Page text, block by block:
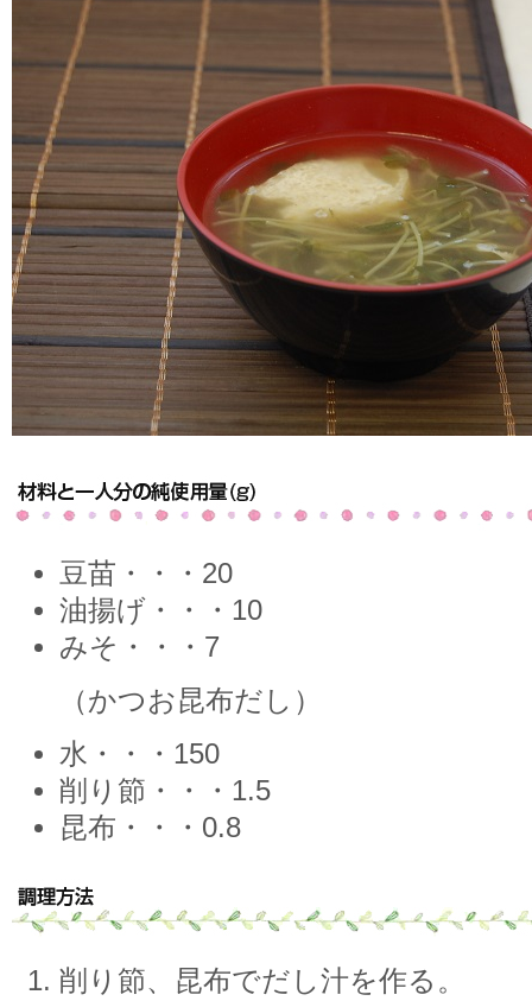
豆苗・・・20
油揚げ・・・10
みそ・・・7
（かつお昆布だし）
水・・・150
削り節・・・1.5
昆布・・・0.8
削り節、昆布でだし汁を作る。